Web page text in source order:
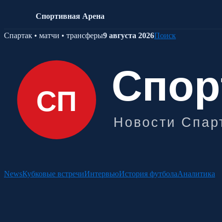
Спортивная Арена
Skip
Спартак • матчи • трансферы9 августа 2026Поиск
NewsКубковые встречиИнтервьюИстория футболаАналитика